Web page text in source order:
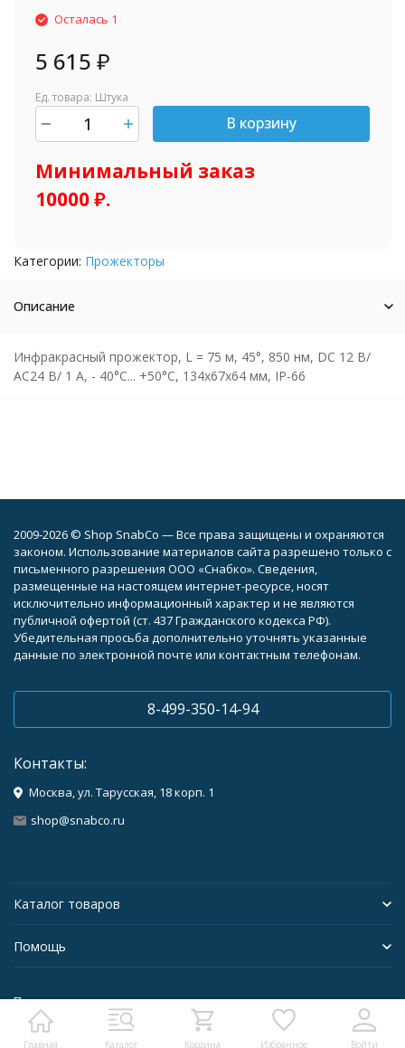
Осталась 1
5 615 ₽
Ед. товара: Штука
В корзину
Минимальный заказ
10000 ₽.
Категории: Прожекторы
Описание
Инфракрасный прожектор, L = 75 м, 45°, 850 нм, DC 12 B/
АС24 B/ 1 A, - 40°С... +50°С, 134х67х64 мм, IP-66
Главная Каталог Корзина Избранное Войти
2009-2026 © Shop SnabCo — Все права защищены и охраняются
законом. Использование материалов сайта разрешено только с
письменного разрешения ООО «Снабко». Сведения,
размещенные на настоящем интернет-ресурсе, носят
исключительно информационный характер и не являются
публичной офертой (ст. 437 Гражданского кодекса РФ).
Убедительная просьба дополнительно уточнять указанные
данные по электронной почте или контактным телефонам.
8-499-350-14-94
Контакты:
Москва, ул. Тарусская, 18 корп. 1
shop@snabco.ru
Каталог товаров
Помощь
Политика персональных данных